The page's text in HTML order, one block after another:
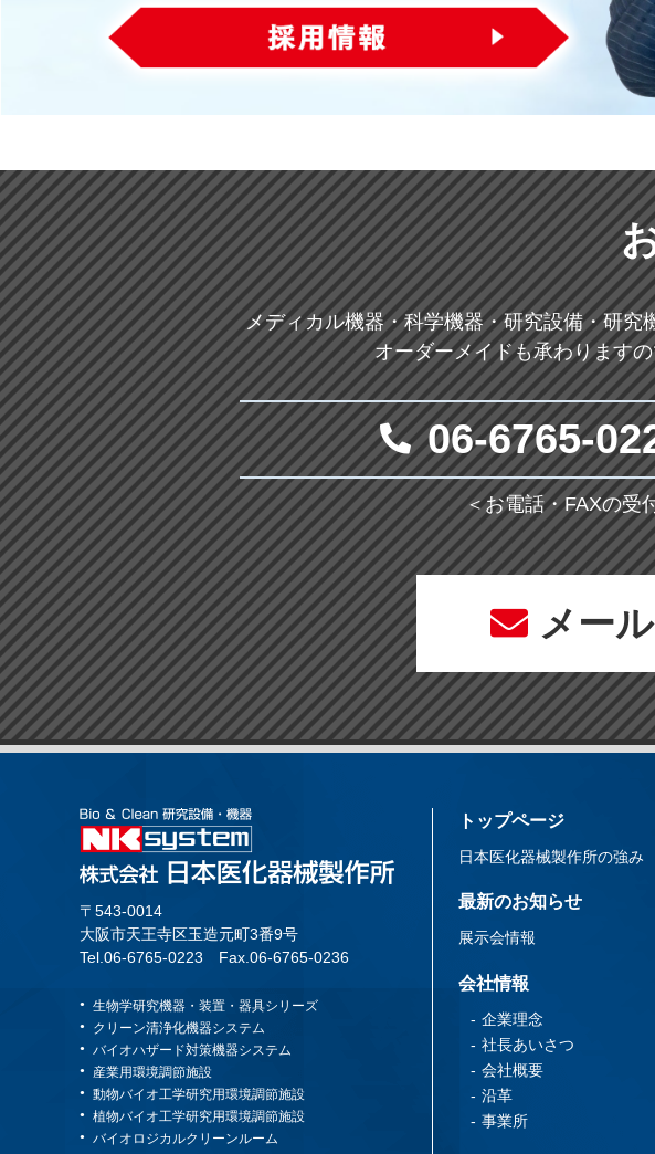
メディカル機器・科学機器・研究設備・研
オーダーメイドも承わります
06-6765-
＜お電話・FAXの受
メー
〒543-0014
大阪市天王寺区玉造元町3番9号
Tel.06-6765-0223
Fax.06-6765-0236
生物学研究機器・装置・器具シリーズ
クリーン清浄化機器システム
バイオハザード対策機器システム
産業用環境調節施設
動物バイオ工学研究用環境調節施設
植物バイオ工学研究用環境調節施設
バイオロジカルクリーンルーム
トップページ
日本医化器械製作所の強み
最新のお知らせ
展示会情報
会社情報
企業理念
社長あいさつ
会社概要
沿革
事業所